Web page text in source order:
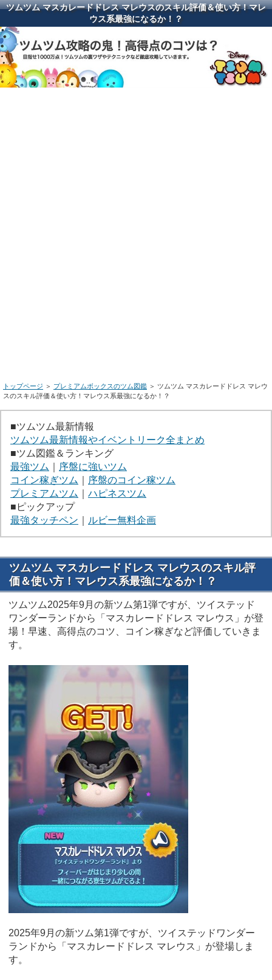
ツムツム マスカレードドレス マレウスのスキル評価＆使い方！マレ
ウス系最強になるか！？
トップページ ＞ プレミアムボックスのツム図鑑 ＞ ツムツム マスカレードドレス マレウ
スのスキル評価＆使い方！マレウス系最強になるか！？
■ツムツム最新情報
ツムツム最新情報やイベントリーク全まとめ
■ツム図鑑＆ランキング
最強ツム
序盤に強いツム
コイン稼ぎツム
序盤のコイン稼ツム
プレミアムツム
ハピネスツム
■ピックアップ
最強タッチペン
ルビー無料企画
ツムツム マスカレードドレス マレウスのスキル評
価＆使い方！マレウス系最強になるか！？
ツムツム2025年9月の新ツム第1弾ですが、ツイステッド
ワンダーランドから「マスカレードドレス マレウス」が登
場！早速、高得点のコツ、コイン稼ぎなど評価していきま
す。
2025年9月の新ツム第1弾ですが、ツイステッドワンダー
ランドから「マスカレードドレス マレウス」が登場しま
す。